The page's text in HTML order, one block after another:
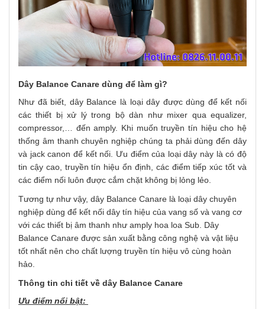
Dây Balance Canare dùng để làm gì?
Như đã biết, dây Balance là loại dây được dùng để kết nối
các thiết bị xử lý trong bộ dàn như mixer qua equalizer,
compressor,… đến amply. Khi muốn truyền tín hiệu cho hệ
thống âm thanh chuyên nghiệp chúng ta phải dùng đến dây
và jack canon để kết nối. Ưu điểm của loại dây này là có độ
tin cậy cao, truyền tín hiệu ổn định, các điểm tiếp xúc tốt và
các điểm nối luôn được cắm chặt không bị lỏng lẻo.
Tương tự như vậy, dây Balance Canare là loại dây chuyên
nghiệp dùng để kết nối dây tín hiệu của vang số và vang cơ
với các thiết bị âm thanh như amply hoa loa Sub. Dây
Balance Canare được sản xuất bằng công nghệ và vật liệu
tốt nhất nên cho chất lượng truyền tín hiệu vô cùng hoàn
hảo.
Thông tin chi tiết về dây Balance Canare
Ưu điểm nổi bật: